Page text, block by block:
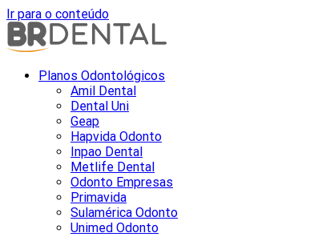
Ir para o conteúdo
Planos Odontológicos
Amil Dental
Dental Uni
Geap
Hapvida Odonto
Inpao Dental
Metlife Dental
Odonto Empresas
Primavida
Sulamérica Odonto
Unimed Odonto